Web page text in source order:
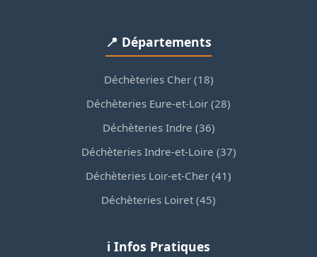
📍 Départements
Déchèteries Cher (18)
Déchèteries Eure-et-Loir (28)
Déchèteries Indre (36)
Déchèteries Indre-et-Loire (37)
Déchèteries Loir-et-Cher (41)
Déchèteries Loiret (45)
ℹ️ Infos Pratiques